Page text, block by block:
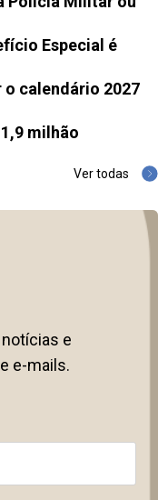
Especial é
calendário 2027
milhão
Ver todas
e
e-mails.